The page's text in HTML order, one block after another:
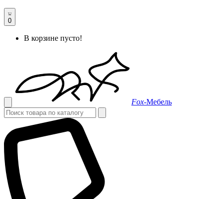
0
В корзине пусто!
Fox-Мебель